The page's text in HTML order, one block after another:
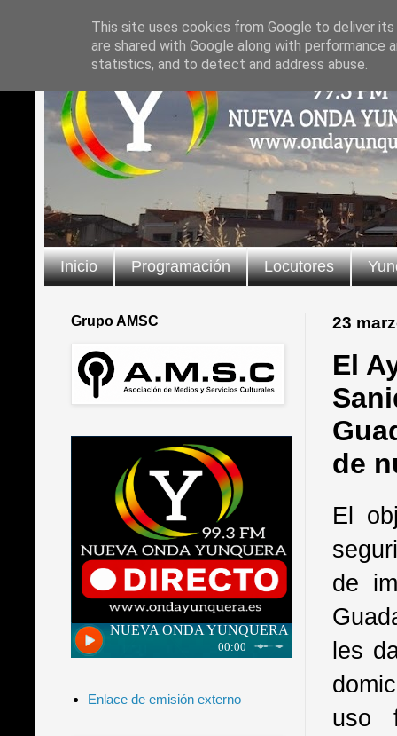
Inicio Programación Locutores
23
El
de
El
de
les
uso
Grupo AMSC
Enlace de emisión externo
This site uses cookies from Google to deliver
are shared with Google along with
statistics, and to detect and address abuse.